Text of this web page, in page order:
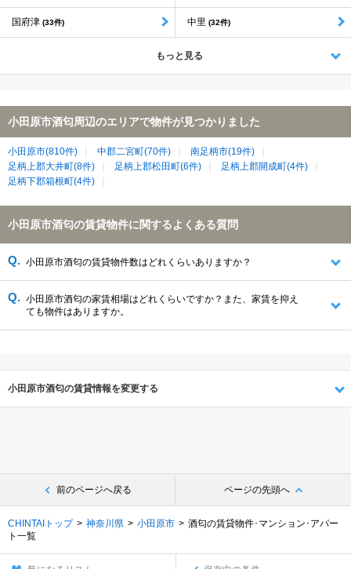
国府津 (33件) 中里 (32件)
もっと見る
小田原市酒匂周辺のエリアで物件が見つかりました
小田原市(810件) 中郡二宮町(70件)
南足柄市(19件)
足柄上郡大井町(8件)
足柄上郡松田町(6件)
足柄上郡開成町(4件)
足柄下郡箱根町(4件)
小田原市酒匂の賃貸物件に関するよくある質問
小田原市酒匂の賃貸物件数はどれくらいありますか？
小田原市酒匂の家賃相場はどれくらいですか？また、家賃を抑え
ても物件はありますか。
小田原市酒匂の賃貸情報を変更する
前のページへ戻る ページの先頭へ
CHINTAIトップ 神奈川県 小田原市
酒匂の賃貸物件･マンション･アパー
ト一覧